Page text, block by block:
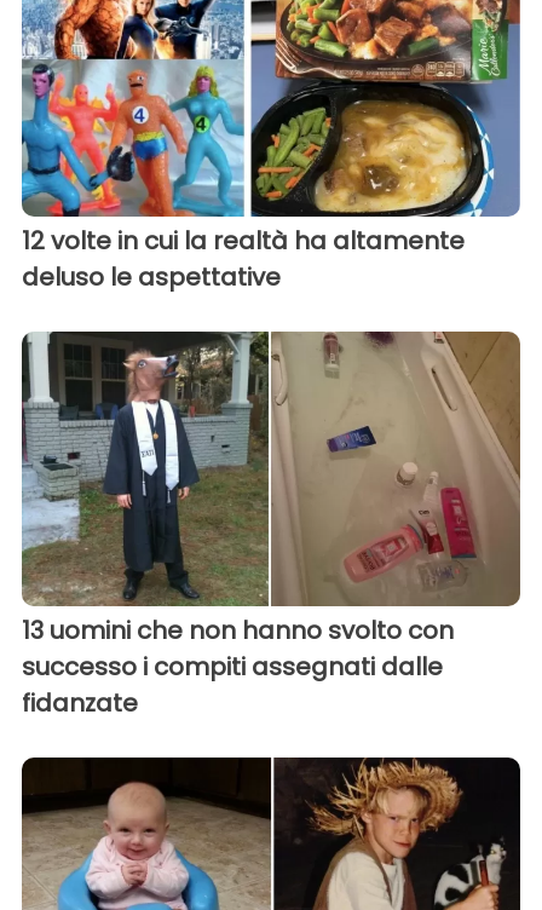
12 volte in cui la realtà ha altamente
deluso le aspettative
13 uomini che non hanno svolto con
successo i compiti assegnati dalle
fidanzate